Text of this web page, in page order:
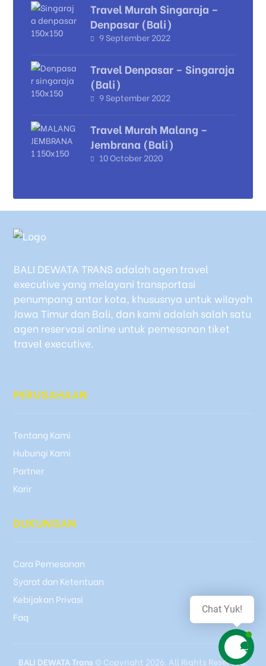
Travel Murah Singaraja –
Denpasar (Bali)
9 September 2022
Travel Denpasar – Singaraja
(Bali)
9 September 2022
Travel Murah Malang –
Jembrana (Bali)
10 October 2020
BALI DEWATA TRANS adalah agen travel
executive yang melayani transportasi
penumpang antar kota, khususnya untuk wilayah
Jawa Timur dan Bali, dan kami adalah salah satu
agen reservasi online untuk pemesanan tiket
travel executive.
PERUSAHAAN
Tentang Kami
Hubungi Kami
Partner
Karir
DUKUNGAN
Cara Pemesanan
Syarat dan Ketentuan
Kebijakan Privasi
Faq
BALI DEWATA Trans © Copyright 2026. All Rights Reserved.
Chat Yuk!